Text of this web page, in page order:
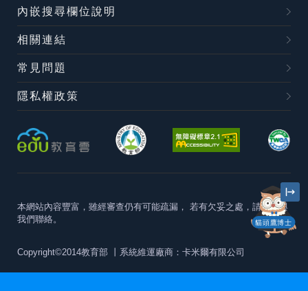
貓頭鷹博士
內嵌搜尋欄位說明
相關連結
常見問題
隱私權政策
本網站內容豐富，雖經審查仍有可能疏漏， 若有欠妥之處，請隨時與
我們聯絡。
Copyright©2014教育部 丨系統維運廠商：卡米爾有限公司